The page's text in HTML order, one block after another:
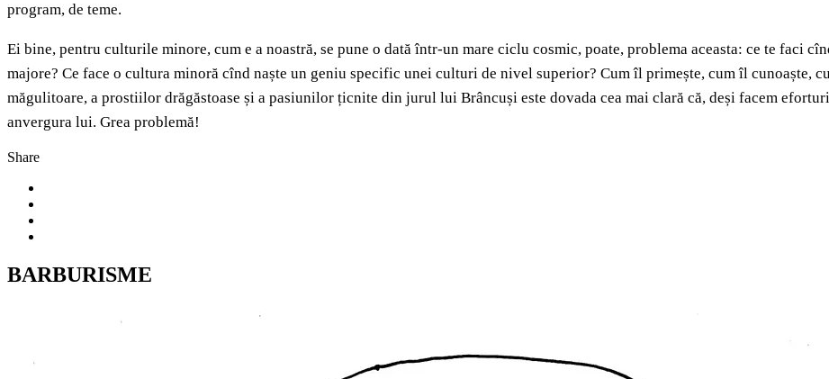
program, de teme.
Ei bine, pentru culturile minore, cum e a noastră, se pune o dată într-un mare ciclu cosmic, poate, problema aceasta: ce te faci
majore? Ce face o cultura minoră cînd naște un geniu specific unei culturi de nivel superior? Cum îl primește, cum îl cunoaște,
măgulitoare, a prostiilor drăgăstoase și a pasiunilor țicnite din jurul lui Brâncuși este dovada cea mai clară că, deși facem
anvergura lui. Grea problemă!
Share
BARBURISME